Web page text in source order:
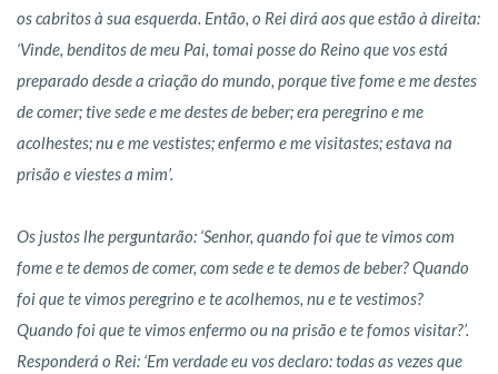
os cabritos à sua esquerda. Então, o Rei dirá aos que estão à direita:
‘Vinde, benditos de meu Pai, tomai posse do Reino que vos está
preparado desde a criação do mundo,porque tive fome e me destes
de comer; tive sede e me destes de beber; era pere­grino e me
acolhestes;nu e me vestistes; enfermo e me visitastes; estava na
prisão e viestes a mim’.
Os justos lhe perguntarão: ‘Senhor, quando foi que te vimos com
fome e te demos de comer, com sede e te demos de beber?Quando
foi que te vimos peregrino e te acolhemos, nu e te vestimos?
Quando foi que te vimos enfermo ou na prisão e te fomos visitar?’.
Responderá o Rei: ‘Em verdade eu vos declaro: todas as vezes que